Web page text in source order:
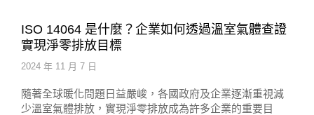
ISO 14064 是什麼？企業如何透過溫室氣體查證
實現淨零排放目標
2024 年 11 月 7 日
隨著全球暖化問題日益嚴峻，各國政府及企業逐漸重視減
少溫室氣體排放，實現淨零排放成為許多企業的重要目